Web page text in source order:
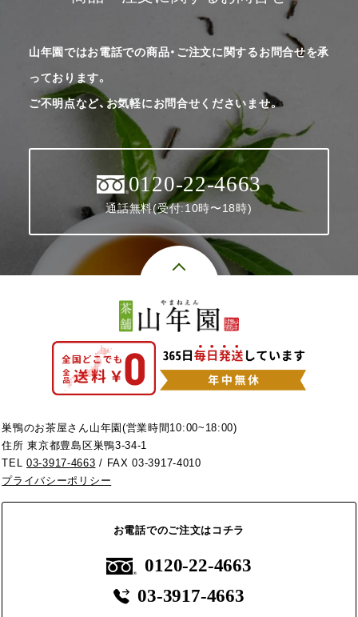
山年園ではお電話での商品・ご注文に関するお問合せを承
っております。
ご不明点など、お気軽にお問合せくださいませ。
0120-22-4663
通話無料(受付:10時〜18時)
巣鴨のお茶屋さん山年園(営業時間10:00~18:00)
住所 東京都豊島区巣鴨3-34-1
TEL03-3917-4663 / FAX 03-3917-4010
プライバシーポリシー
お電話でのご注文はコチラ
0120-22-4663
03-3917-4663